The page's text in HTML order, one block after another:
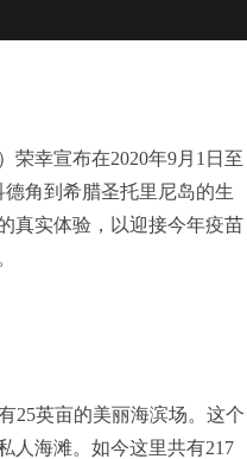
荣幸宣布在2020年9月1日至
角到希腊圣托里尼岛的生
真实体验，以迎接今年疫苗
25英亩的美丽海滨场。这个
人海滩。如今这里共有217